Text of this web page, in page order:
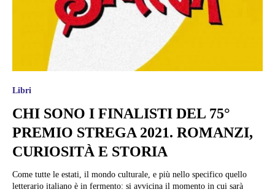
Libri
CHI SONO I FINALISTI DEL 75°
PREMIO STREGA 2021. ROMANZI,
CURIOSITÀ E STORIA
Come tutte le estati, il mondo culturale, e più nello specifico quello
letterario italiano è in fermento: si avvicina il momento in cui sarà